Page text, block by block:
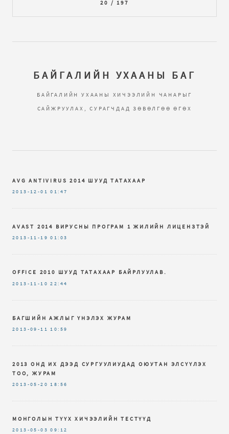
20 / 197
БАЙГАЛИЙН УХААНЫ БАГ
БАЙГАЛИЙН УХААНЫ ХИЧЭЭЛИЙН ЧАНАРЫГ
САЙЖРУУЛАХ, СУРАГЧДАД ЗӨВӨЛГӨӨ ӨГӨХ
AVG ANTIVIRUS 2014 ШУУД ТАТАХААР
2013-12-01 01:47
AVAST 2014 ВИРУСНЫ ПРОГРАМ 1 ЖИЛИЙН ЛИЦЕНЗТЭЙ
2013-11-19 01:03
OFFICE 2010 ШУУД ТАТАХААР БАЙРЛУУЛАВ.
2013-11-10 22:44
БАГШИЙН АЖЛЫГ ҮНЭЛЭХ ЖУРАМ
2013-09-11 10:59
2013 ОНД ИХ ДЭЭД СУРГУУЛИУДАД ОЮУТАН ЭЛСҮҮЛЭХ
ТОО, ЖУРАМ
2013-05-20 18:56
МОНГОЛЫН ТҮҮХ ХИЧЭЭЛИЙН ТЕСТҮҮД
2013-05-03 09:12